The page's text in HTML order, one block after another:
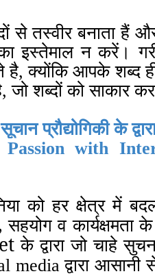
से तस्वीर बनाता हैं
इस्तेमाल न करें।
है, क्योंकि आपके शब्द
शब्दों को साकार
सूचान प्रौद्योगिकीके
with
को हर क्षेत्र में
सहयोग व
द्वारा जो चाहे
mediaद्वारा